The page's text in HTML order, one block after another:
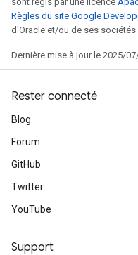
Règles du site Google
d'Oracle et/ou de ses sociétés
Dernière mise à jour le 2025/07/
Rester connecté
Blog
Forum
GitHub
Twitter
YouTube
Support